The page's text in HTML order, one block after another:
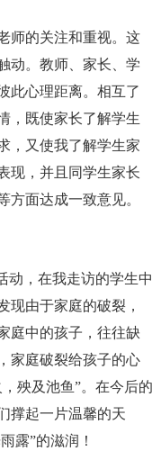
师的关注和重视。这
动。教师、家长、学
此心理距离。相互了
，既使家长了解学生
，又使我了解学生家
现，并且同学生家长
方面达成一致意见。
动，在我走访的学生中
现由于家庭的破裂，
庭中的孩子，往往缺
家庭破裂给孩子的心
殃及池鱼”。在今后的
撑起一片温馨的天
露”的滋润！